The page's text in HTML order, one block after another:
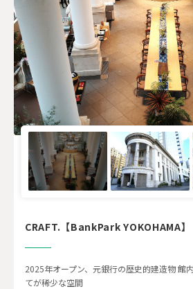
CRAFT.【BankPark YOKOHAMA】
2025年オープン、元銀行の歴史的建造物 館
てが稀少な空間